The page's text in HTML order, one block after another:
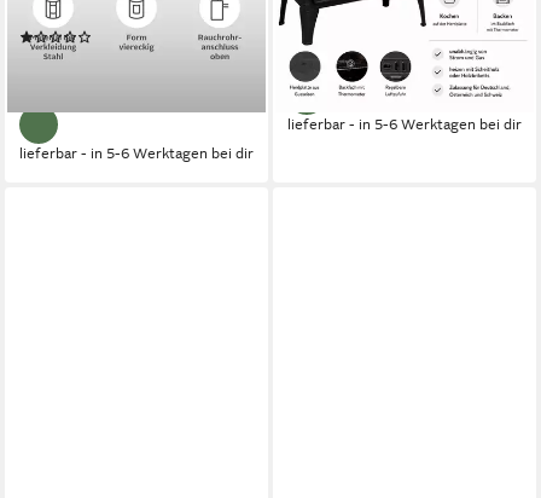
Produktdatenblatt
1.499,99 € 1.919,00 €
lieferbar - in 5-6 Werktagen bei dir
Produktdatenblatt
1.449,00 € 1.791,00 €
-19%
lieferbar - in 5-6 Werktagen bei dir